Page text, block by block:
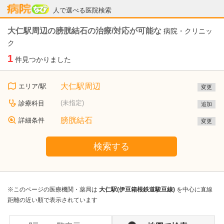
人で選べる医院検索
病院なび
大仁駅周辺の膀胱結石の治療/対応が可能な 病院・クリニッ
ク
1 件見つかりました
エリア/駅 大仁駅周辺 変更
診療科目 (未指定) 追加
詳細条件 膀胱結石 変更
検索する
※このページの医療機関・薬局は 大仁駅(伊豆箱根鉄道駿豆線) を中心に直線
距離の近い順で表示されています